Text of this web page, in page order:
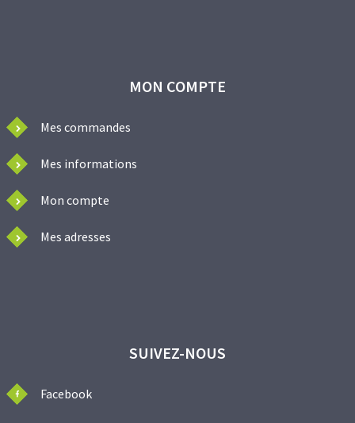
MON COMPTE
Mes commandes
Mes informations
Mon compte
Mes adresses
SUIVEZ-NOUS
Facebook